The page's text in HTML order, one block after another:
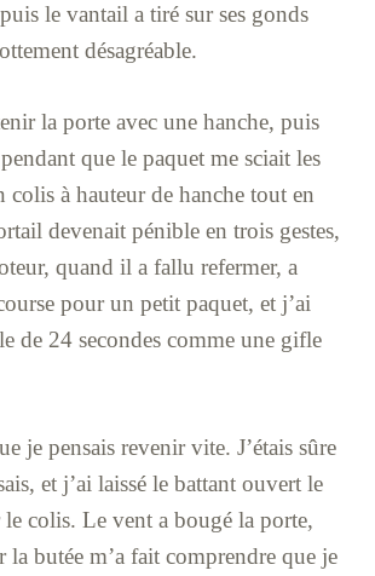
le vantail a tiré sur ses gonds
désagréable.
la porte avec une hanche, puis
que le paquet me sciait les
colis à hauteur de hanche tout en
devenait pénible en trois gestes,
quand il a fallu refermer, a
pour un petit paquet, et j’ai
de 24 secondes comme une gifle
je pensais revenir vite. J’étais sûre
et j’ai laissé le battant ouvert le
le colis. Le vent a bougé la porte,
la butée m’a fait comprendre que je